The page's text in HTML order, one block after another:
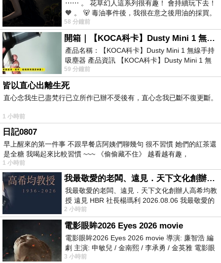
⋯⋯ 。 花草幻人這系列很有趣！ 會持續玩下去！
🧡 。 🐻 毒油事件後，我很在意之後用油的採買。
前天購買了我之前就很愛
58 分鐘前
開箱｜【KOCA科卡】Dusty Mini 1 無線手持吸塵器
產品名稱：【KOCA科卡】Dusty Mini 1 無線手持
吸塵器 產品資訊 【KOCA科卡】Dusty Mini 1 無
線手持吸塵器評語： 能吸、能吹兼具兩
59 分鐘前
皆以直心出離生死
直心念我生已盡梵行已立所作已辦不受後有，直心念我已斷不復更斷。
1 小時前
日記0807
早上醒來的第一件事 不跟早餐店阿姨們聊幾句 很不習慣 她們的紅茶還
是全糖 我喝起來比較習慣 ~~~ 《偷偷藏不住》 越看越有趣，
1 小時前
我最敬愛的老闆、遠見．天下文化創辦人高希均教授
我最敬愛的老闆、遠見．天下文化創辦人高希均教
授 遠見 HBR 社長楊瑪利 2026.08.06 我最敬愛的
老闆、遠見．天下文化創辦人高希均教
2 小時前
電影眼眸2026 Eyes 2026 movie
電影眼眸2026 Eyes 2026 movie 導演: 廉智浩 編
劇 主演: 申敏兒 / 金南熙 / 李承勇 / 金英雅 電影眼
眸2026描述攝影師徐珍因遺
3 小時前